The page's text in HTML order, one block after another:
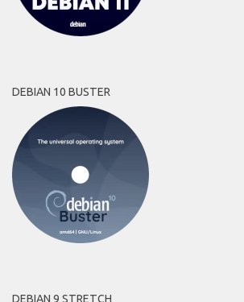
DEBIAN 10 BUSTER
DEBIAN 9 STRETCH